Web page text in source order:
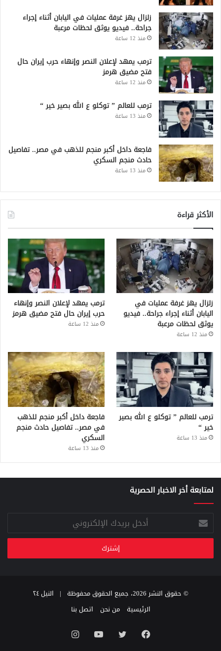
زلزال يهز غرفة عمليات في اليابان أثناء إجراء
جراحة.. فيديو يوثق لحظات مرعبة
منذ 12 ساعة
ترمب يمهد لإعلان النصر وإنهاء حرب إيران حال
فتح مضيق هرمز
منذ 12 ساعة
ترمب للعالم ” توكلو ع الله بصير خير “
منذ 13 ساعة
فاجعة داخل أكبر منجم للذهب في مصر.. تفاصيل
حادث منجم السكري
منذ 13 ساعة
الأكثر قراءة
زلزال يهز غرفة عمليات في
اليابان أثناء إجراء جراحة.. فيديو
يوثق لحظات مرعبة
منذ 12 ساعة
ترمب يمهد لإعلان النصر وإنهاء
حرب إيران حال فتح مضيق هرمز
منذ 12 ساعة
ترمب للعالم ” توكلو ع الله بصير
خير “
منذ 13 ساعة
فاجعة داخل أكبر منجم للذهب
في مصر.. تفاصيل حادث منجم
السكري
منذ 13 ساعة
لمتابعة أخر الاخبار الحصرية
أدخل
بريدك
الإلكتروني
© حقوق النشر 2026، جميع الحقوق محفوظة |
النيل ٢٤
الرئيسية
من نحن اتصل بنا
فيسبوك تويتر يوتيوب